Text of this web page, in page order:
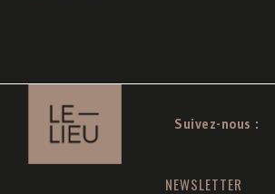
Suivez-nous :
NEWSLETTER